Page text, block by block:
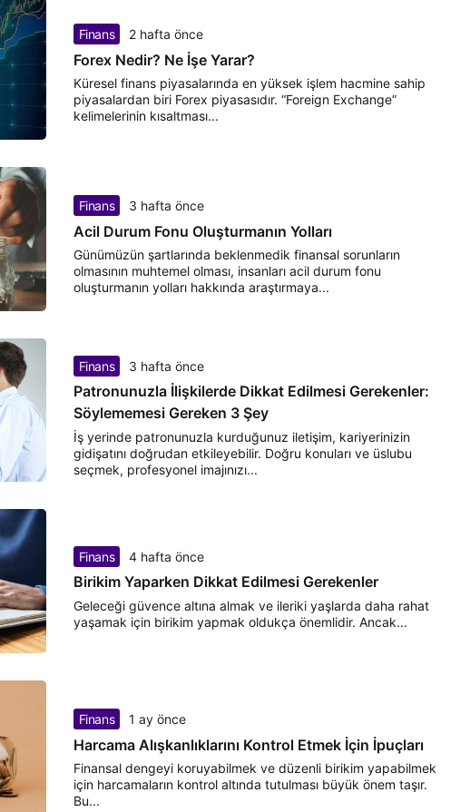
Finans 2 hafta önce
Forex Nedir? Ne İşe Yarar?
Küresel finans piyasalarında en yüksek işlem hacmine sahip
piyasalardan biri Forex piyasasıdır. “Foreign Exchange”
kelimelerinin kısaltması...
Finans 3 hafta önce
Acil Durum Fonu Oluşturmanın Yolları
Günümüzün şartlarında beklenmedik finansal sorunların
olmasının muhtemel olması, insanları acil durum fonu
oluşturmanın yolları hakkında araştırmaya...
Finans 3 hafta önce
Patronunuzla İlişkilerde Dikkat Edilmesi Gerekenler:
Söylememesi Gereken 3 Şey
İş yerinde patronunuzla kurduğunuz iletişim, kariyerinizin
gidişatını doğrudan etkileyebilir. Doğru konuları ve üslubu
seçmek, profesyonel imajınızı...
Finans 4 hafta önce
Birikim Yaparken Dikkat Edilmesi Gerekenler
Geleceği güvence altına almak ve ileriki yaşlarda daha rahat
yaşamak için birikim yapmak oldukça önemlidir. Ancak...
Finans 1 ay önce
Harcama Alışkanlıklarını Kontrol Etmek İçin İpuçları
Finansal dengeyi koruyabilmek ve düzenli birikim yapabilmek
için harcamaların kontrol altında tutulması büyük önem taşır.
Bu...